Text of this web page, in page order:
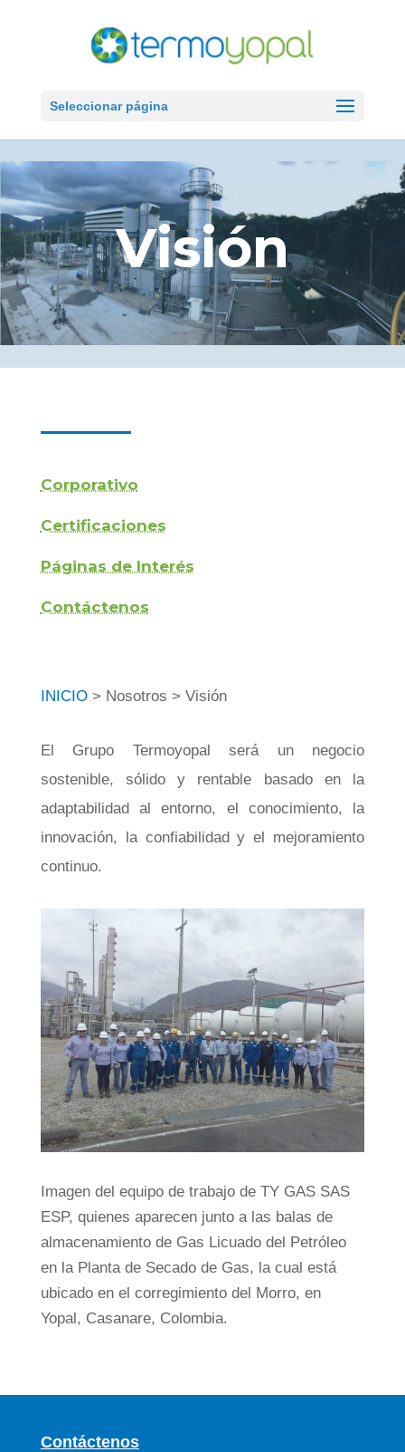
Seleccionar página
Visión
Corporativo
Certificaciones
Páginas de Interés
Contáctenos
INICIO> Nosotros > Visión
El Grupo Termoyopal será un negocio
sostenible, sólido y rentable basado en la
adaptabilidad al entorno, el conocimiento, la
innovación, la confiabilidad y el mejoramiento
continuo.
Imagen del equipo de trabajo de TY GAS SAS
ESP, quienes aparecen junto a las balas de
almacenamiento de Gas Licuado del Petróleo
en la Planta de Secado de Gas, la cual está
ubicado en el corregimiento del Morro, en
Yopal, Casanare, Colombia.
Contáctenos